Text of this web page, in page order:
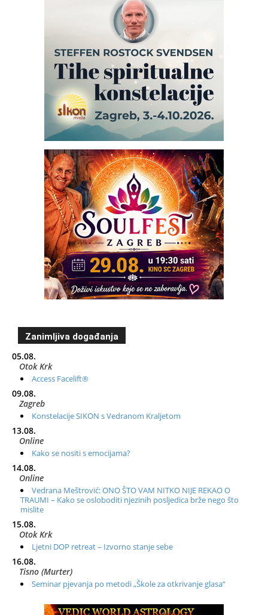
Zanimljiva događanja
05.08.
Otok Krk
Access Facelift®
09.08.
Zagreb
Konstelacije SIKON s Vedranom Kraljetom
13.08.
Online
Kako se nositi s emocijama?
14.08.
Online
Vedrana Meštrović: ONO ŠTO VAM NITKO NIJE REKAO O
TRAUMI – Kako se osloboditi njezinih posljedica brže nego što
mislite
15.08.
Otok Krk
Ljetni DOP retreat – Izvorno stanje sebe
16.08.
Tisno (Murter)
Seminar pjevanja po metodi „Škole za otkrivanje glasa“